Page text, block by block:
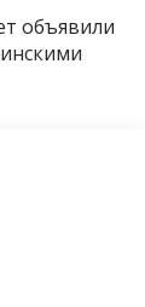
объявили